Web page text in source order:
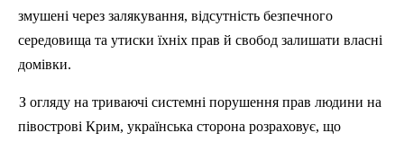
змушені через залякування, відсутність безпечного
середовища та утиски їхніх прав й свобод залишати власні
домівки.
З огляду на триваючі системні порушення прав людини на
півострові Крим, українська сторона розраховує, що